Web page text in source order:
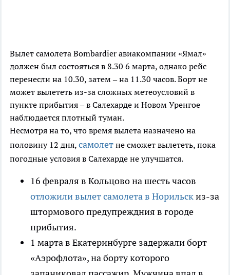
Вылет самолета Bombardier авиакомпании «Ямал»
должен был состояться в 8.30 6 марта, однако рейс
перенесли на 10.30, затем – на 11.30 часов. Борт не
может вылететь из-за сложных метеоусловий в
пункте прибытия – в Салехарде и Новом Уренгое
наблюдается плотный туман.
Несмотря на то, что время вылета назначено на
половину 12 дня, самолет не сможет вылететь, пока
погодные условия в Салехарде не улучшатся.
16 февраля в Кольцово на шесть часов
отложили вылет самолета в Норильскиз-за
штормового предупреждния в городе
прибытия.
1 марта в Екатеринбурге задержали борт
«Аэрофлота», на борту которого